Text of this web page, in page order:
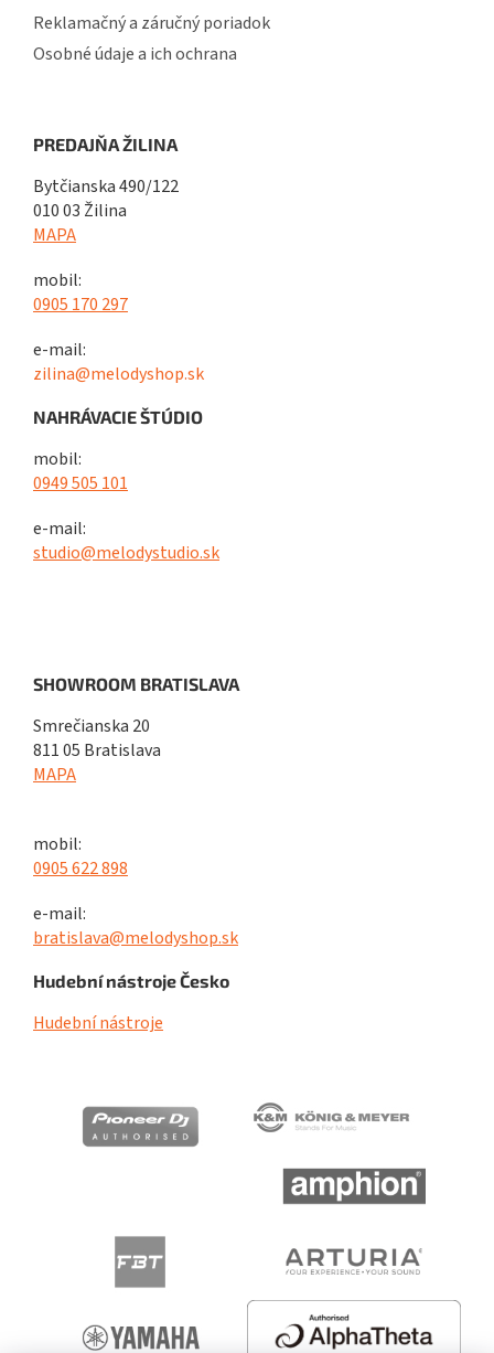
Reklamačný a záručný poriadok
Osobné údaje a ich ochrana
PREDAJŇA ŽILINA
Bytčianska 490/122
010 03 Žilina
MAPA
mobil:
0905 170 297
e-mail:
zilina@melodyshop.sk
NAHRÁVACIE ŠTÚDIO
mobil:
0949 505 101
e-mail:
studio@melodystudio.sk
SHOWROOM BRATISLAVA
Smrečianska 20
811 05 Bratislava
MAPA
mobil:
0905 622 898
e-mail:
bratislava@melodyshop.sk
Hudební nástroje Česko
Hudební nástroje